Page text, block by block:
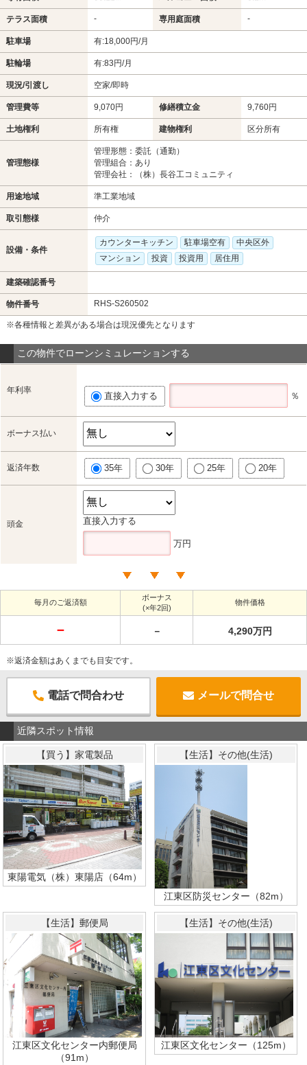
テラス面積 - 専用庭面積 -
駐車場 有:18,000円/月
駐輪場 有:83円/月
現況/引渡し 空家/即時
管理費等 9,070円 修繕積立金 9,760円
土地権利 所有権 建物権利 区分所有
管理態様
管理形態：委託（通勤）
管理組合：あり
管理会社：（株）長谷工コミュニティ
用途地域 準工業地域
取引態様 仲介
設備・条件
カウンターキッチン 駐車場空有
中央区外
マンション
投資 投資用 居住用
建築確認番号
物件番号 RHS-S260502
※各種情報と差異がある場合は現況優先となります
この物件でローンシミュレーションする
年利率
直接入力する ％
ボーナス払い
返済年数 35年 30年 25年 20年
頭金 直接入力する
万円
毎月のご返済額
ボーナス
(×年2回)
物件価格
－ － 4,290万円
※返済金額はあくまでも目安です。
電話で問合わせ メールで問合せ
近隣スポット情報
【買う】家電製品
東陽電気（株）東陽店（64m）
【生活】その他(生活)
江東区防災センター（82m）
【生活】郵便局
江東区文化センター内郵便局
（91m）
【生活】その他(生活)
江東区文化センター（125m）